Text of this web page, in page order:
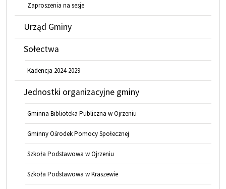
Zaproszenia na sesje
Urząd Gminy
Sołectwa
Kadencja 2024-2029
Jednostki organizacyjne gminy
Gminna Biblioteka Publiczna w Ojrzeniu
Gminny Ośrodek Pomocy Społecznej
Szkoła Podstawowa w Ojrzeniu
Szkoła Podstawowa w Kraszewie